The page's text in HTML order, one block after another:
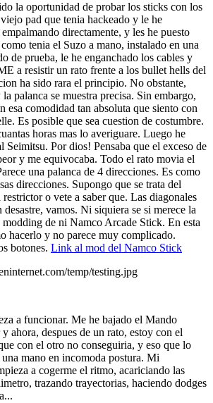
la oportunidad de probar los sticks con los
pad que tenia hackeado y le he
directamente, y les he puesto
tenia el Suzo a mano, instalado en una
de prueba, le he enganchado los cables y
a resistir un rato frente a los bullet hells del
ha sido rara el principio. No obstante,
palanca se muestra precisa. Sin embargo,
esa comodidad tan absoluta que siento con
Es posible que sea cuestion de costumbre.
horas mas lo averiguare. Luego he
Seimitsu. Por dios! Pensaba que el exceso de
y me equivocaba. Todo el rato movia el
una palanca de 4 direcciones. Es como
direcciones. Supongo que se trata del
o vete a saber que. Las diagonales
vamos. Ni siquiera se si merece la
modding de ni Namco Arcade Stick. En esta
hacerlo y no parece muy complicado.
botones. Link al mod del Namco Stick
a funcionar. Me he bajado el Mando
ahora, despues de un rato, estoy con el
con el otro no conseguiria, y eso que lo
mano en incomoda postura. Mi
a cogerme el ritmo, acariciando las
trazando trayectorias, haciendo dodges